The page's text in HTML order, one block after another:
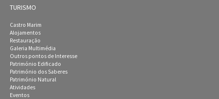
TURISMO
Castro Marim
Alojamentos
Restauração
Galeria Multimédia
Outros pontos de Interesse
Património Edificado
Património dos Saberes
Património Natural
Atividades
Eventos